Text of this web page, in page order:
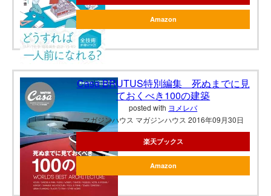
Amazon
Casa BRUTUS特別編集 死ぬまでに見
ておくべき100の建築
posted with ヨメレバ
マガジンハウス マガジンハウス 2016年09月30日
楽天ブックス
Amazon